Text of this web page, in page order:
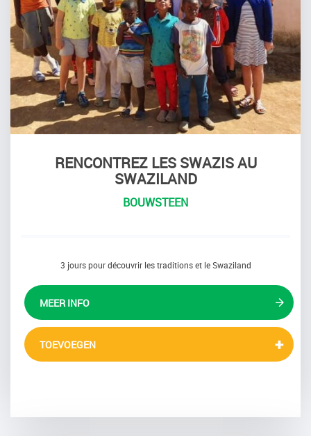
RENCONTREZ LES SWAZIS AU
SWAZILAND
BOUWSTEEN
3 jours pour découvrir les traditions et le Swaziland
MEER INFO
TOEVOEGEN